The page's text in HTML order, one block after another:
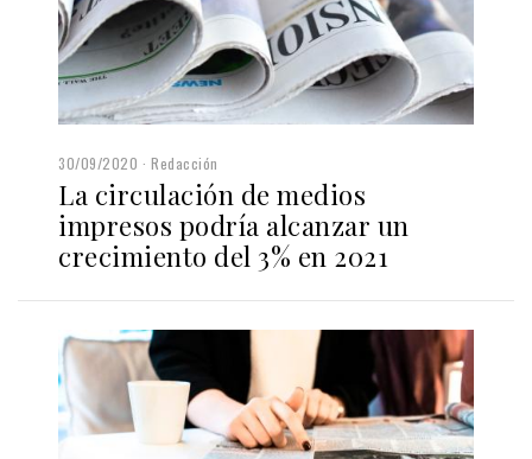
30/09/2020 Redacción
La circulación de medios
impresos podría alcanzar un
crecimiento del 3% en 2021